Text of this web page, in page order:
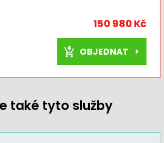
150 980 Kč
OBJEDNAT
také tyto služby